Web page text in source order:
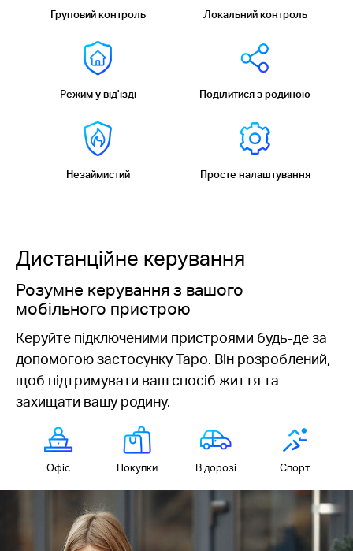
Груповий контроль Локальний контроль
Режим у від'їзді Поділитися з родиною
Незаймистий Просте налаштування
Дистанційне керування
Розумне керування з вашого
мобільного пристрою
Керуйте підключеними пристроями будь-де за
допомогою застосунку Tapo. Він розроблений,
щоб підтримувати ваш спосіб життя та
захищати вашу родину.
Офіс Покупки В дорозі Спорт